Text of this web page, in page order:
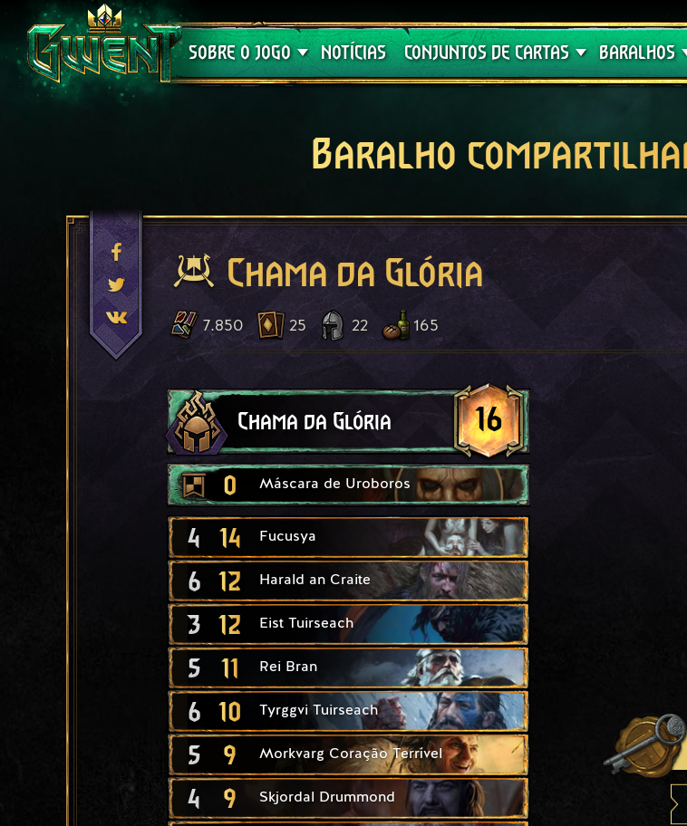
SOBRE O JOGO
Suporte
NOTÍCIAS CONJUNTOS DE CARTAS
Crimson Curse
BARALHOS
Guia de
Baralho
Chama da Glória
7.850 25 22 165
Chama da Glória 16
0 Máscara de Uroboros
4 14 Fucusya
6 12 Harald an Craite
3 12 Eist Tuirseach
5 11 Rei Bran
6 10 Tyrggvi Tuirseach
5 9 Morkvarg Coração Terrível
4 9 Skjordal Drummond